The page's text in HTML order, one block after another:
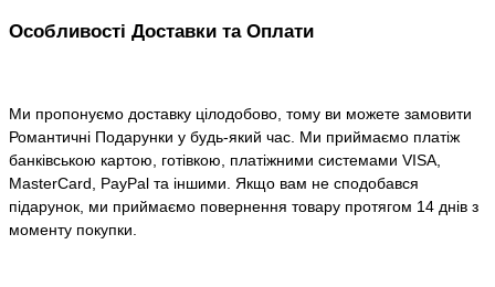
Особливості Доставки та Оплати
Ми пропонуємо доставку цілодобово, тому ви можете замовити
Романтичні Подарунки у будь-який час. Ми приймаємо платіж
банківською картою, готівкою, платіжними системами VISA,
MasterCard, PayPal та іншими. Якщо вам не сподобався
підарунок, ми приймаємо повернення товару протягом 14 днів з
моменту покупки.